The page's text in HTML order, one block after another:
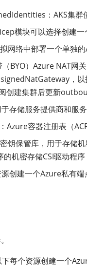
：AKS集群
模块可以选择创建一
网络中部署一个单独
BYO）Azure NAT网
，以
创建集群后更新
存储服务提供商和服
容器注册表（
钥保管库，用于存储
机密存储CSI驱动程
创建一个Azure私有端
每个资源创建一个